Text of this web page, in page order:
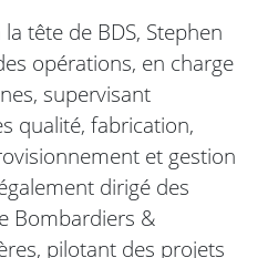
tête de BDS, Stephen
opérations, en charge
supervisant
qualité, fabrication,
et gestion
dirigé des
Bombardiers &
pilotant des projets